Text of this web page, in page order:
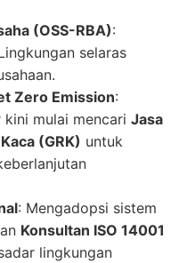
(OSS-RBA):
selaras
Zero Emission:
kini mulai mencari Jasa
(GRK) untuk
: Mengadopsi sistem
Konsultan ISO 14001
lingkungan